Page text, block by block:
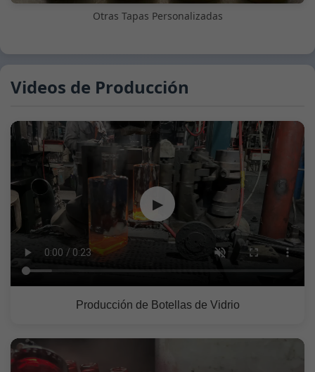
Otras Tapas Personalizadas
Videos de Producción
▶
Producción de Botellas de Vidrio